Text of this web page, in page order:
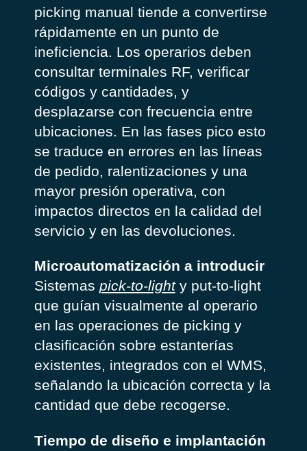
picking manual tiende a convertirse
rápidamente en un punto de
ineficiencia. Los operarios deben
consultar terminales RF, verificar
códigos y cantidades, y
desplazarse con frecuencia entre
ubicaciones. En las fases pico esto
se traduce en errores en las líneas
de pedido, ralentizaciones y una
mayor presión operativa, con
impactos directos en la calidad del
servicio y en las devoluciones.
Microautomatización a introducir
Sistemas pick-to-lighty put-to-light
que guían visualmente al operario
en las operaciones de picking y
clasificación sobre estanterías
existentes, integrados con el WMS,
señalando la ubicación correcta y la
cantidad que debe recogerse.
Tiempo de diseño e implantación